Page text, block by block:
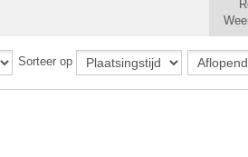
Sorteer op